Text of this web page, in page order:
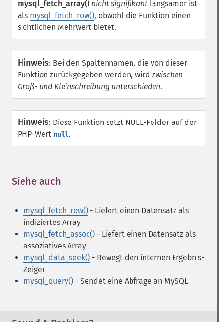
mysql_fetch_array() nicht signifikant langsamer ist
als mysql_fetch_row(), obwohl die Funktion einen
sichtlichen Mehrwert bietet.
Hinweis: Bei den Spaltennamen, die von dieser
Funktion zurückgegeben werden, wirdzwischen
Groß- und Kleinschreibung unterschieden.
Hinweis: Diese Funktion setzt NULL-Felder auf den
PHP-Wert null.
Siehe auch
mysql_fetch_row() - Liefert einen Datensatz als
indiziertes Array
mysql_fetch_assoc() - Liefert einen Datensatz als
assoziatives Array
mysql_data_seek() - Bewegt den internen Ergebnis-
Zeiger
mysql_query() - Sendet eine Abfrage an MySQL